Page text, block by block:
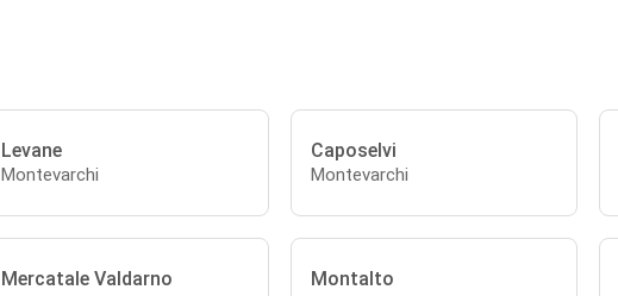
Levane
Montevarchi
Caposelvi
Montevarchi
Mercatale Valdarno Montalto